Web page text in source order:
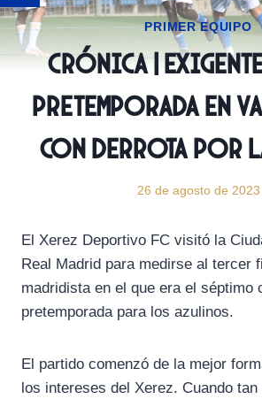
PRIMER EQUIPO
CRÓNICA |
pretemporada en
con derrota por
26 de agosto de 2023
El Xerez Deportivo FC visitó la
Real Madrid para medirse al tercer
madridista en el que era el séptimo
pretemporada para los azulinos.
El partido comenzó de la mejor
los intereses del Xerez. Cuando